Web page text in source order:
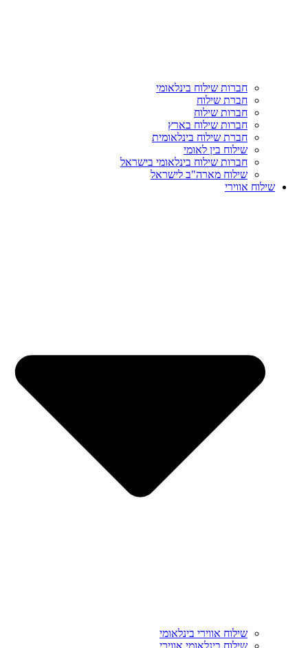
חברות שילוח בינלאומי
חברת שילוח
חברות שילוח
חברות שילוח בארץ
חברת שילוח בינלאומית
שילוח בין לאומי
חברות שילוח בינלאומי בישראל
שילוח מארה"ב לישראל
שילוח אווירי
שילוח אווירי בינלאומי